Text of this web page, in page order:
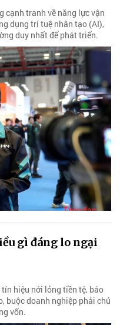
cạnh tranh về năng lực vận
dụng trí tuệ nhân tạo (AI),
duy nhất để phát triển.
gì đáng lo ngại
hiệu nới lỏng tiền tệ, báo
buộc doanh nghiệp phải chủ
vốn.